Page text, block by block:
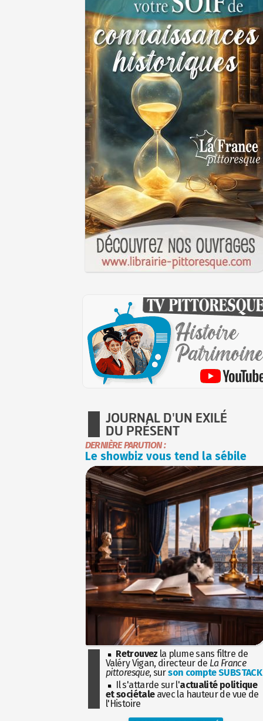
JOURNAL D'UN EXILÉ
DU PRÉSENT
DERNIÈRE PARUTION :
Le showbiz vous tend la sébile
Retrouvez la plume sans filtre de
Valéry Vigan, directeur de La France
pittoresque, surson compte SUBSTACK
Il s'attarde sur l'actualité politique
et sociétaleavec la hauteur de vue de
l'Histoire